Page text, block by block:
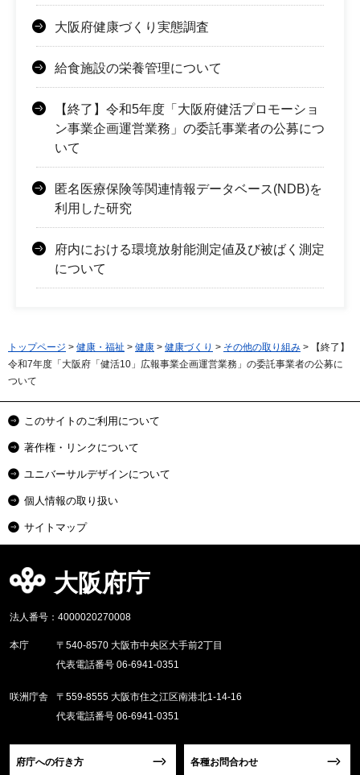
大阪府健康づくり実態調査
給食施設の栄養管理について
【終了】令和5年度「大阪府健活プロモーショ
ン事業企画運営業務」の委託事業者の公募につ
いて
匿名医療保険等関連情報データベース(NDB)を
利用した研究
府内における環境放射能測定値及び被ばく測定
について
トップページ > 健康・福祉 > 健康 > 健康づくり > その他の取り組み > 【終了】
令和7年度「大阪府「健活10」広報事業企画運営業務」の委託事業者の公募に
ついて
このサイトのご利用について
著作権・リンクについて
ユニバーサルデザインについて
個人情報の取り扱い
サイトマップ
大阪府庁
法人番号：4000020270008
本庁
〒540-8570 大阪市中央区大手前2丁目
代表電話番号 06-6941-0351
咲洲庁舎
〒559-8555 大阪市住之江区南港北1-14-16
代表電話番号 06-6941-0351
府庁への行き方 各種お問合わせ